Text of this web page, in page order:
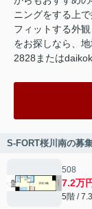
ニングをする上
フィットする外
をお探しなら、
2828または
S-FORT桜川南の募
508
7.2万
5階 /